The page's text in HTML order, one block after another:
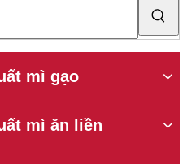
mì gạo
mì ăn liền